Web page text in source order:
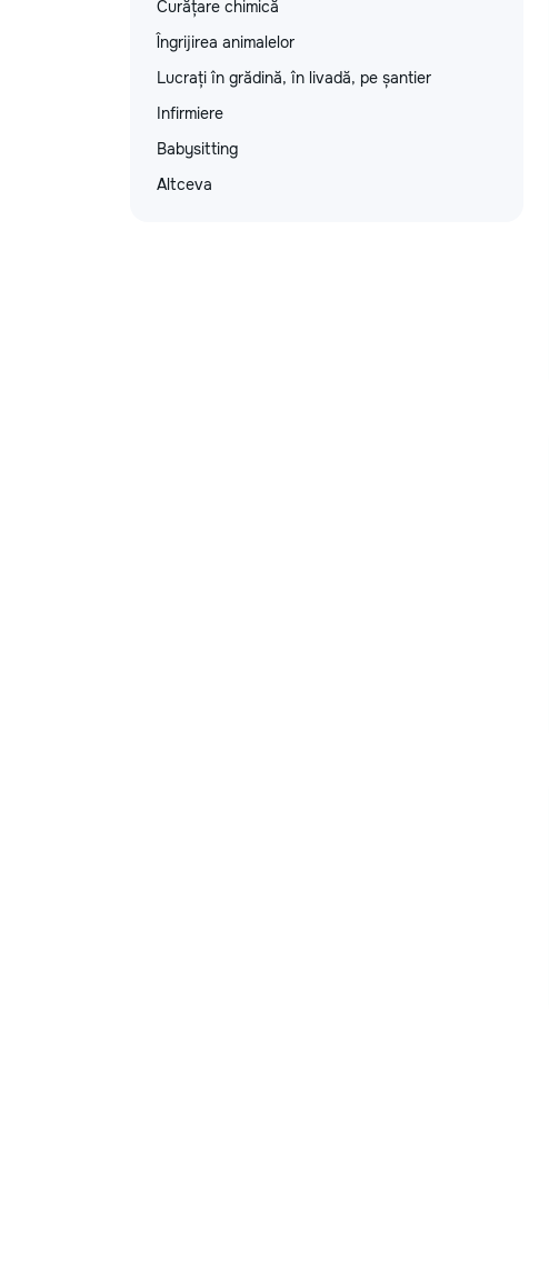
Curățare chimică
Îngrijirea animalelor
Lucrați în grădină, în livadă, pe șantier
Infirmiere
Babysitting
Altceva